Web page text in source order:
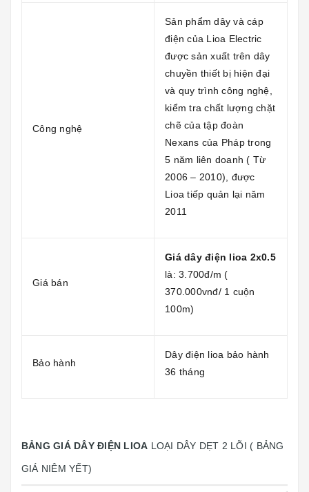
Công nghệ
Sản phẩm dây và cáp
điện của Lioa Electric
được sản xuất trên dây
chuyền thiết bị hiện đại
và quy trình công nghệ,
kiểm tra chất lượng chặt
chẽ của tập đoàn
Nexans của Pháp trong
5 năm liên doanh ( Từ
2006 – 2010), được
Lioa tiếp quản lại năm
2011
Giá bán
Giá dây điện lioa 2x0.5
là: 3.700đ/m (
370.000vnđ/ 1 cuộn
100m)
Bảo hành
Dây điện lioa bảo hành
36 tháng
BẢNG GIÁ DÂY ĐIỆN LIOA LOẠI DÂY DẸT 2 LÕI ( BẢNG
GIÁ NIÊM YẾT)